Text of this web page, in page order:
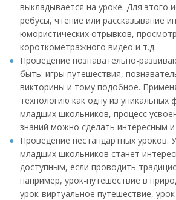
выкладывается на уроке. Для этого
ребусы, чтение или рассказывание
юмористических отрывков, просмотр
короткометражного видео и т.д.
Проведение познавательно-
быть: игры путешествия,
викторины и тому подобное.
технологию как одну из уникальных
младших школьников, процесс
знаний можно сделать интересным
Проведение нестандартных уроков.
младших школьников станет
доступным, если проводить
например, урок-путешествие в
урок-виртуальное путешествие,